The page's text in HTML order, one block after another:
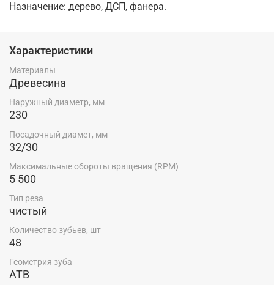
Назначение: дерево, ДСП, фанера.
Характеристики
Материалы
Древесина
Наружный диаметр, мм
230
Посадочный диамет, мм
32/30
Максимальные обороты вращения (RPM)
5 500
Тип реза
чистый
Количество зубьев, шт
48
Геометрия зуба
ATB